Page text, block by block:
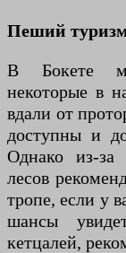
Пеший
В Бокете
некоторые в
вдали от
доступны и
Однако из-за
лесов
тропе, если у
шансы
кетцалей,